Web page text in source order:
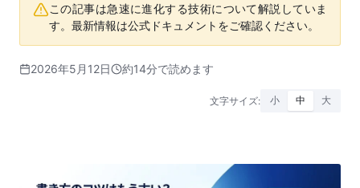
この記事は急速に進化する技術について解説していま
す。最新情報は公式ドキュメントをご確認ください。
2026年5月12日 約14分で読めます
文字サイズ: 小 中 大